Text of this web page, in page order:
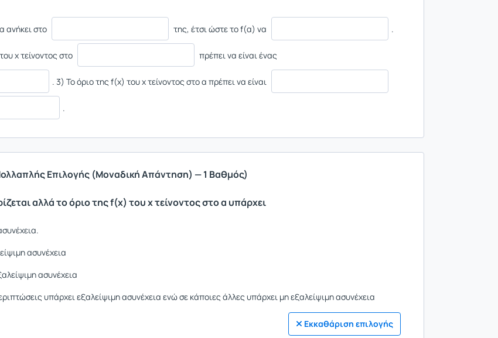
ανήκει στο της, έτσι ώστε το f(α) να .
x τείνοντος στο πρέπει να είναι ένας
. 3) Το όριο της f(x) του x τείνοντος στο α πρέπει να είναι
.
Επιλογής (Μοναδική Απάντηση) — 1 Βαθμός)
αλλά το όριο της f(x) του x τείνοντος στο α υπάρχει
ασυνέχεια
ασυνέχεια
υπάρχει εξαλείψιμη ασυνέχεια ενώ σε κάποιες άλλες υπάρχει μη εξαλείψιμη ασυνέχεια
Εκκαθάριση επιλογής